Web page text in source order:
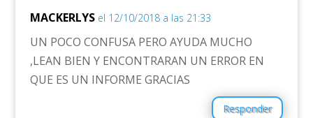
MACKERLYS el 12/10/2018 a las 21:33
UN POCO CONFUSA PERO AYUDA MUCHO
,LEAN BIEN Y ENCONTRARAN UN ERROR EN
QUE ES UN INFORME GRACIAS
Responder